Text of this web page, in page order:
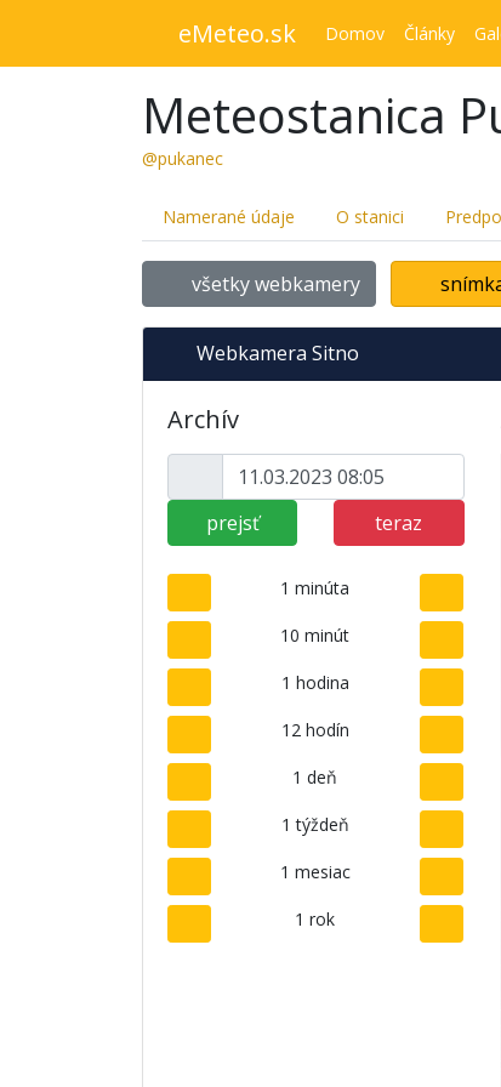
eMeteo.sk Domov Články
Meteostanica
@pukanec
Namerané údaje O stanici
všetky webkamery
Webkamera Sitno
Archív
prejsť teraz
1 minúta
10 minút
1 hodina
12 hodín
1 deň
1 týždeň
1 mesiac
1 rok